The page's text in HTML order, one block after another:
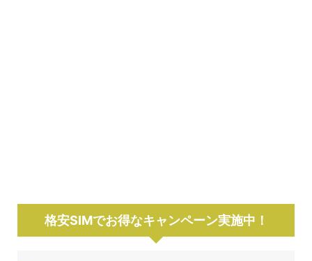
格安SIMでお得なキャンペーン実施中！